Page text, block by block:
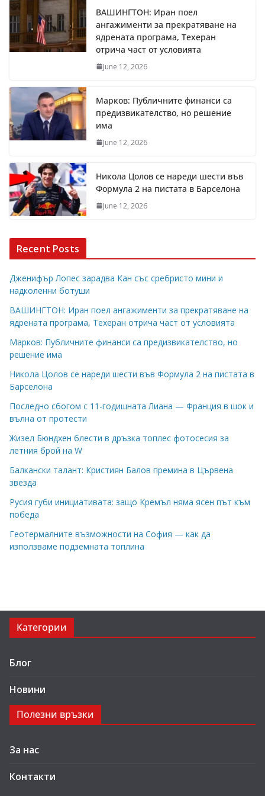
ВАШИНГТОН: Иран поел
ангажименти за прекратяване на
ядрената програма, Техеран
отрича част от условията
June 12, 2026
Марков: Публичните финанси са
предизвикателство, но решение
има
June 12, 2026
Никола Цолов се нареди шести във
Формула 2 на пистата в Барселона
June 12, 2026
Recent Posts
Дженифър Лопес зарадва Кан със сребристо мини и
надколенни ботуши
ВАШИНГТОН: Иран поел ангажименти за прекратяване на
ядрената програма, Техеран отрича част от условията
Марков: Публичните финанси са предизвикателство, но
решение има
Никола Цолов се нареди шести във Формула 2 на пистата в
Барселона
Последно сбогом с 11-годишната Лиана — Франция в шок и
вълна от протести
Жизел Бюндхен блести в дръзка топлес фотосесия за
летния брой на W
Балкански талант: Кристиян Балов премина в Цървена
звезда
Русия губи инициативата: защо Кремъл няма ясен път към
победа
Геотермалните възможности на София — как да
използваме подземната топлина
Категории
Блог
Новини
Полезни връзки
За нас
Контакти